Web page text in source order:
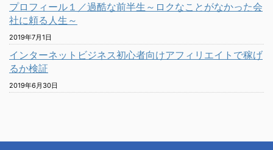
プロフィール１／過酷な前半生～ロクなことがなかった会
社に頼る人生～
2019年7月1日
インターネットビジネス初心者向けアフィリエイトで稼げ
るか検証
2019年6月30日